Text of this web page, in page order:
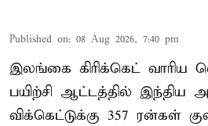
Published on: 08 Aug 2026, 7:40 pm
இலங்கை கிரிக்கெட் வாரிய
பயிற்சி ஆட்டத்தில் இந்திய
விக்கெட்டுக்கு 357 ரன்கள்